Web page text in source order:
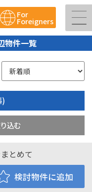
For
Foreigners
物件一覧
)
込む
とめて
検討物件に追加